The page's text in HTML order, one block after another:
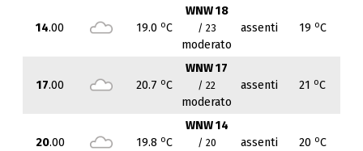
14.00 19.0 oC
WNW 18
/ 23
moderato
assenti 19 oC
17.00 20.7 oC
WNW 17
/ 22
moderato
assenti 21 oC
20.00 19.8 oC
WNW 14
/ 20 assenti 20 oC